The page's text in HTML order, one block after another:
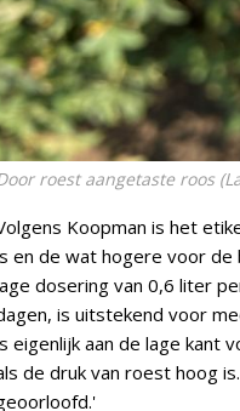
roest aangetaste roos (
Koopman is het
en de wat hogere voor
dosering van 0,6 liter
is uitstekend voor
eigenlijk aan de lage kant
de druk van roest hoog